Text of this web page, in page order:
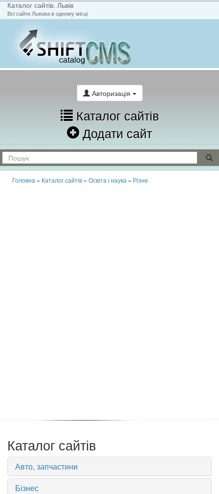
Каталог сайтів. Львів
Всі сайти Львова в одному місці
Авторизація
Каталог сайтів
Додати сайт
Головна » Каталог сайтів » Освіта і наука » Різне
Каталог сайтів
Авто, запчастини
Бізнес